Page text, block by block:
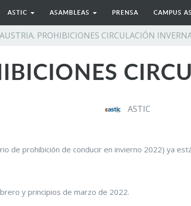
ASTIC ASAMBLEAS PRENSA CAMPUS
AUSTRIA. PROHIBICIONES CIRCULACIÓN
ASTIC
de prohibición de conducir en invierno 2022) ya
y principios de marzo de 2022.